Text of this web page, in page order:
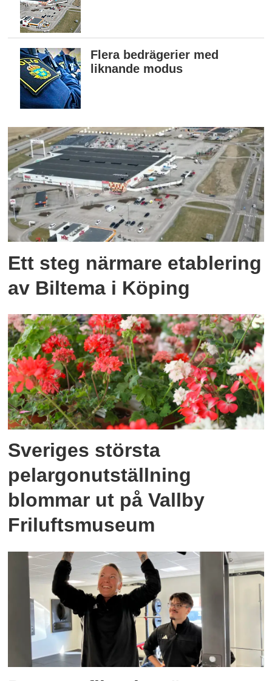
Flera bedrägerier med
liknande modus
Ett steg närmare etablering
av Biltema i Köping
Sveriges största
pelargonutställning
blommar ut på Vallby
Friluftsmuseum